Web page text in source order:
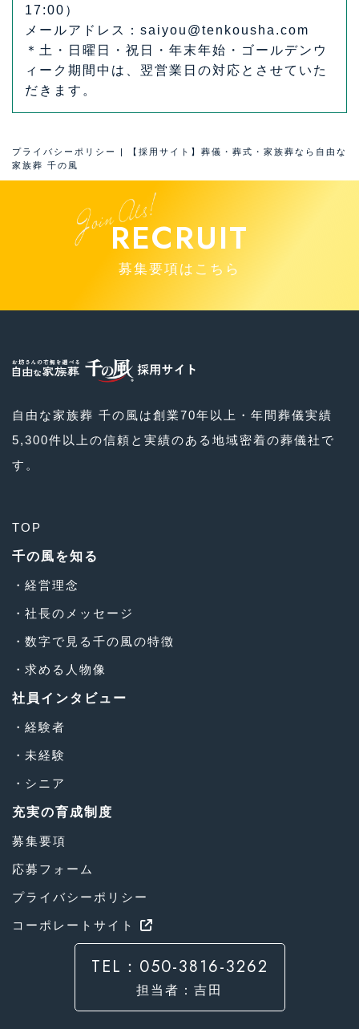
17:00）
メールアドレス：saiyou@tenkousha.com
＊土・日曜日・祝日・年末年始・ゴールデンウ
ィーク期間中は、翌営業日の対応とさせていた
だきます。
プライバシーポリシー | 【採用サイト】葬儀・葬式・家族葬なら自由な
家族葬 千の風
RECRUIT
募集要項はこちら
自由な家族葬 千の風は創業70年以上・年間葬儀実績
5,300件以上の信頼と実績のある地域密着の葬儀社で
す。
TOP
千の風を知る
経営理念
社長のメッセージ
数字で見る千の風の特徴
求める人物像
社員インタビュー
経験者
未経験
シニア
充実の育成制度
募集要項
応募フォーム
プライバシーポリシー
コーポレートサイト
TEL：050-3816-3262
担当者：吉田